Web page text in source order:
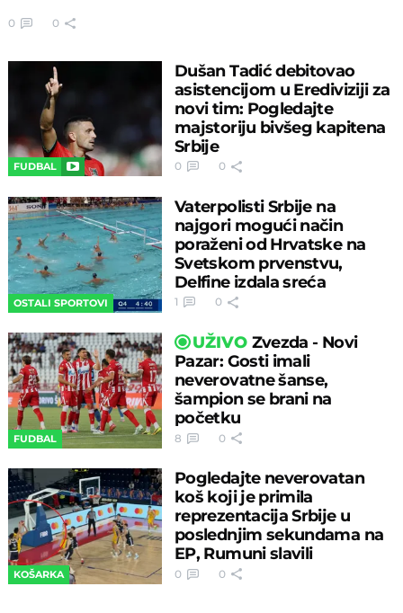
0 0
FUDBAL
Dušan Tadić debitovao
asistencijom u Erediviziji za
novi tim: Pogledajte
majstoriju bivšeg kapitena
Srbije
0 0
OSTALI SPORTOVI
Vaterpolisti Srbije na
najgori mogući način
poraženi od Hrvatske na
Svetskom prvenstvu,
Delfine izdala sreća
1 0
FUDBAL
UŽIVO Zvezda - Novi
Pazar: Gosti imali
neverovatne šanse,
šampion se brani na
početku
8 0
KOŠARKA
Pogledajte neverovatan
koš koji je primila
reprezentacija Srbije u
poslednjim sekundama na
EP, Rumuni slavili
0 0